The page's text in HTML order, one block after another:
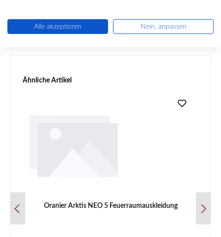
Produktgalerie überspringen
Ähnliche Artikel
Oranier Arktis NEO 5 Feuerraumauskleidung
Alle akzeptieren Nein, anpassen